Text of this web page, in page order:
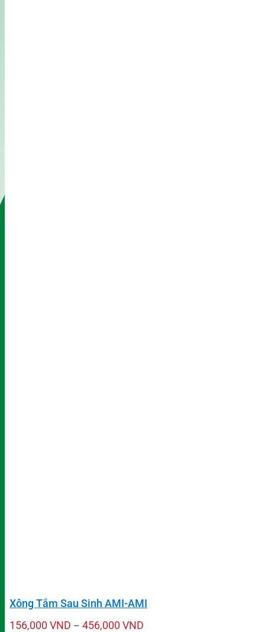
Xông Tắm Sau Sinh AMI-AMI
156,000 VND – 456,000 VND